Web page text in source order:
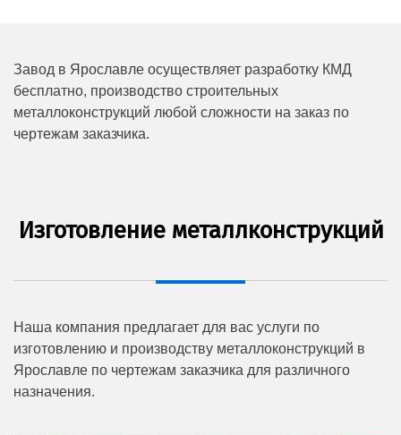
Завод в Ярославле осуществляет разработку КМД
бесплатно, производство строительных
металлоконструкций любой сложности на заказ по
чертежам заказчика.
Изготовление металлконструкций
Наша компания предлагает для вас услуги по
изготовлению и производству металлоконструкций в
Ярославле по чертежам заказчика для различного
назначения.